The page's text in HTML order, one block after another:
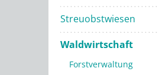
Streuobstwiesen
Waldwirtschaft
Forstverwaltung